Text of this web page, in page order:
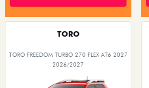
TORO
TORO FREEDOM TURBO 270 FLEX AT6 2027
2026/2027